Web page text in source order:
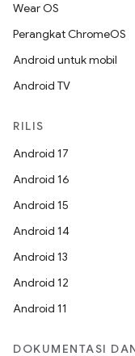
Wear OS
Perangkat ChromeOS
Android untuk mobil
Android TV
RILIS
Android 17
Android 16
Android 15
Android 14
Android 13
Android 12
Android 11
DOKUMENTASI